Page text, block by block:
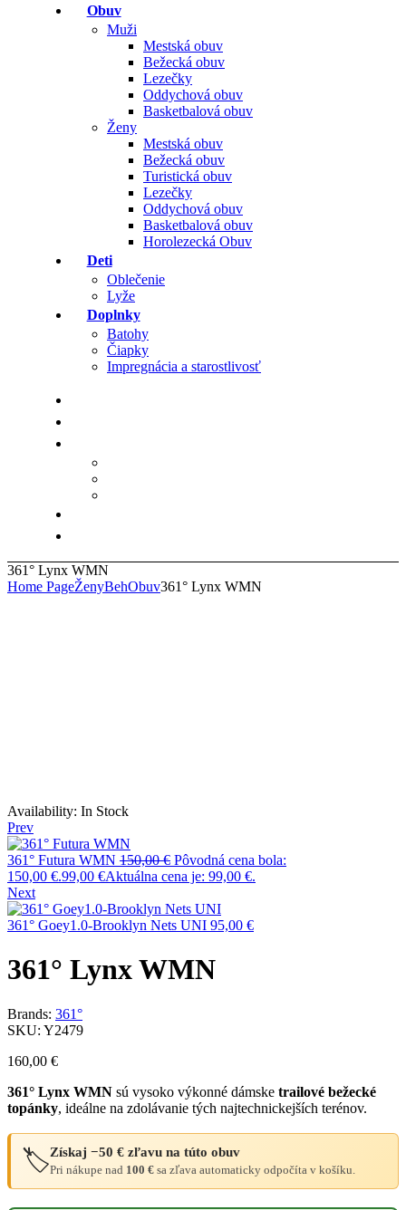
Obuv
Muži
Mestská obuv
Bežecká obuv
Lezečky
Oddychová obuv
Basketbalová obuv
Ženy
Mestská obuv
Bežecká obuv
Turistická obuv
Lezečky
Oddychová obuv
Basketbalová obuv
Horolezecká Obuv
Deti
Oblečenie
Lyže
Doplnky
Batohy
Čiapky
Impregnácia a starostlivosť
361° Lynx WMN
Home PageŽenyBehObuv361° Lynx WMN
Availability: In Stock
Prev
361° Futura WMN 150,00€ Pôvodná cena bola:
150,00 €.99,00 €Aktuálna cena je: 99,00 €.
Next
361° Goey1.0-Brooklyn Nets UNI 95,00 €
361° Lynx WMN
Brands: 361°
SKU: Y2479
160,00 €
361° Lynx WMN sú vysoko výkonné dámske trailové bežecké
topánky, ideálne na zdolávanie tých najtechnickejších terénov.
🏷️Získaj −50 € zľavu na túto obuv
Pri nákupe nad 100 € sa zľava automaticky odpočíta v košíku.